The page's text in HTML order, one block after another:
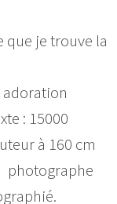
que je trouve la
adoration
: 15000
à 160 cm
photographe